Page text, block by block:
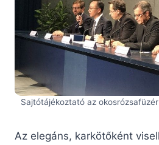
Sajtótájékoztató az
Az elegáns, karkötőként